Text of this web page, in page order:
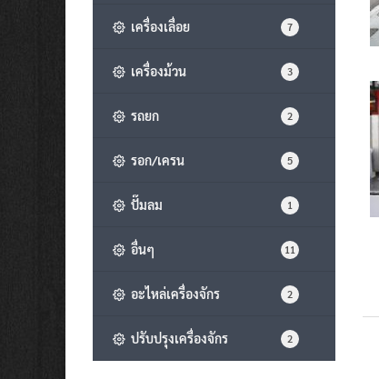
เครื่องเลื่อย 7
เครื่องม้วน 3
รถยก 2
รอก/เครน 5
ปั๊มลม 1
อื่นๆ 11
อะไหล่เครื่องจักร 2
ปรับปรุงเครื่องจักร 2